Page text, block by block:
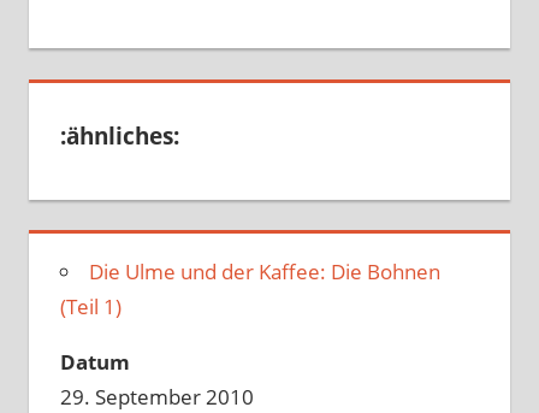
:ähnliches:
Die Ulme und der Kaffee: Die Bohnen
(Teil 1)
Datum
29. September 2010